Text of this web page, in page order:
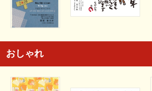
おしゃれ